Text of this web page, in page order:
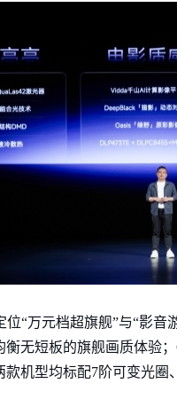
位“万元档超旗舰”与“影
无短板的旗舰画质体验
机型均标配7阶可变光